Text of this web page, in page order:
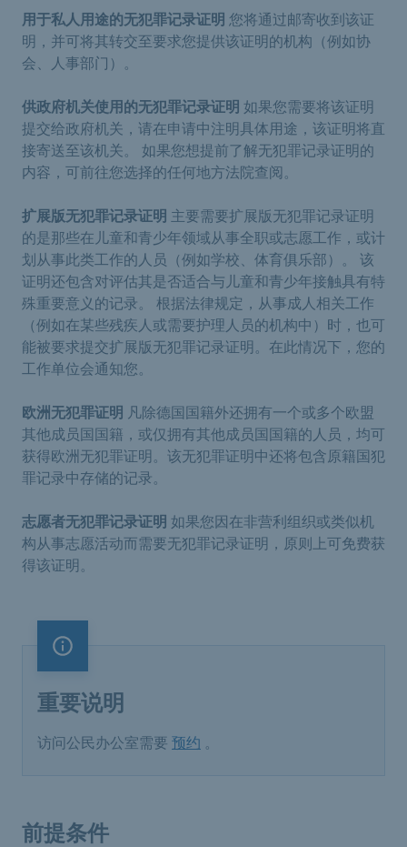
用于私人用途的无犯罪记录证明 您将通过邮寄收到该证
明，并可将其转交至要求您提供该证明的机构（例如协
会、人事部门）。
供政府机关使用的无犯罪记录证明 如果您需要将该证明
提交给政府机关，请在申请中注明具体用途，该证明将直
接寄送至该机关。 如果您想提前了解无犯罪记录证明的
内容，可前往您选择的任何地方法院查阅。
扩展版无犯罪记录证明 主要需要扩展版无犯罪记录证明
的是那些在儿童和青少年领域从事全职或志愿工作，或计
划从事此类工作的人员（例如学校、体育俱乐部）。 该
证明还包含对评估其是否适合与儿童和青少年接触具有特
殊重要意义的记录。 根据法律规定，从事成人相关工作
（例如在某些残疾人或需要护理人员的机构中）时，也可
能被要求提交扩展版无犯罪记录证明。在此情况下，您的
工作单位会通知您。
欧洲无犯罪证明 凡除德国国籍外还拥有一个或多个欧盟
其他成员国国籍，或仅拥有其他成员国国籍的人员，均可
获得欧洲无犯罪证明。该无犯罪证明中还将包含原籍国犯
罪记录中存储的记录。
志愿者无犯罪记录证明 如果您因在非营利组织或类似机
构从事志愿活动而需要无犯罪记录证明，原则上可免费获
得该证明。
重要说明
重要说明
访问公民办公室需要 预约 。
前提条件